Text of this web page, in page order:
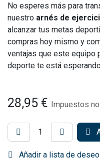
No esperes más para
nuestro arnés de
alcanzar tus metas
compras hoy mismo y
ventajas que este equipo
deporte te está
28,95 € Impuestos
Añadir a lista de